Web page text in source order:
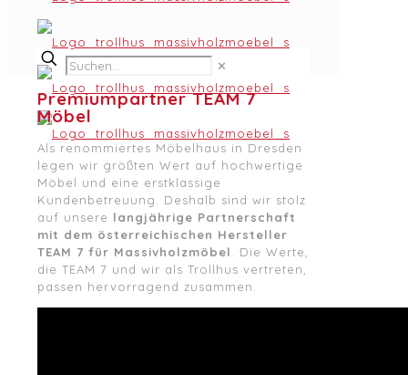
✕
Premiumpartner TEAM 7
Möbel
Als renommiertes Möbelhaus in Dresden
legen wir größten Wert auf hochwertige
Möbel und eine erstklassige
Kundenbetreuung. Deshalb sind wir stolz
auf unsere langjährige Partnerschaft
mit dem österreichischen Hersteller
TEAM 7 für Massivholzmöbel
. Die Werte,
die TEAM 7 und wir als Trollhus vertreten,
passen hervorragend zusammen.